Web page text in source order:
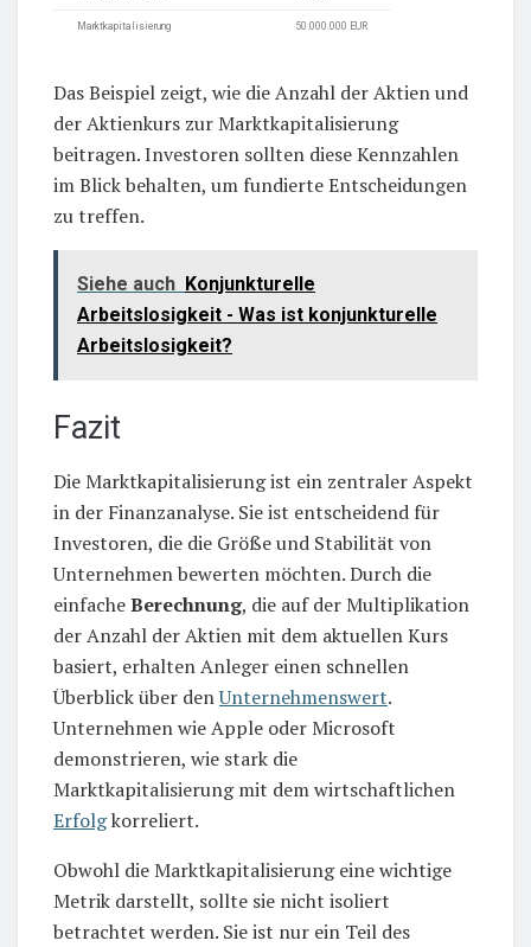
Marktkapitalisierung 50.000.000 EUR
Das Beispiel zeigt, wie die Anzahl der Aktien und
der Aktienkurs zur Marktkapitalisierung
beitragen. Investoren sollten diese Kennzahlen
im Blick behalten, um fundierte Entscheidungen
zu treffen.
Siehe auch Konjunkturelle
Arbeitslosigkeit - Was ist konjunkturelle
Arbeitslosigkeit?
Fazit
Die Marktkapitalisierung ist ein zentraler Aspekt
in der Finanzanalyse. Sie ist entscheidend für
Investoren, die die Größe und Stabilität von
Unternehmen bewerten möchten. Durch die
einfacheBerechnung, die auf der Multiplikation
der Anzahl der Aktien mit dem aktuellen Kurs
basiert, erhalten Anleger einen schnellen
Überblick über denUnternehmenswert.
Unternehmen wie Apple oder Microsoft
demonstrieren, wie stark die
Marktkapitalisierung mit dem wirtschaftlichen
Erfolgkorreliert.
Obwohl die Marktkapitalisierung eine wichtige
Metrik darstellt, sollte sie nicht isoliert
betrachtet werden. Sie ist nur ein Teil des